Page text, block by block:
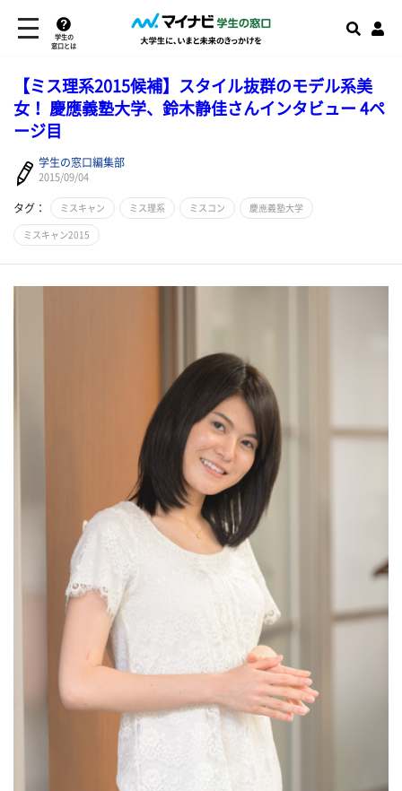
学生の
窓口とは
【ミス理系2015候補】スタイル抜群のモデル系美
女！ 慶應義塾大学、鈴木静佳さんインタビュー 4ペ
ージ目
学生の窓口編集部
2015/09/04
タグ： ミスキャン ミス理系 ミスコン 慶應義塾大学
ミスキャン2015